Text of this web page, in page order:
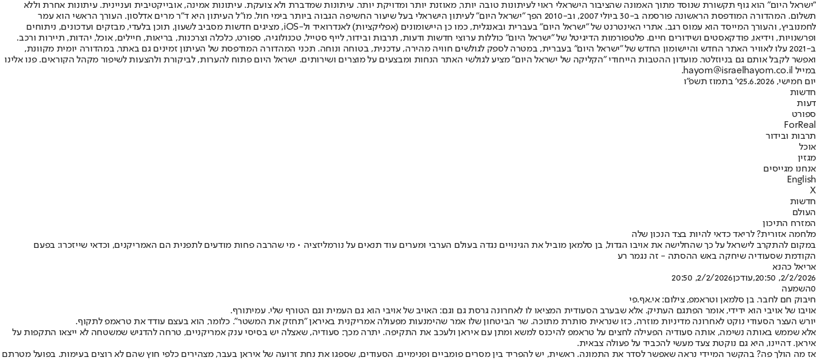
"ישראל היום" הוא גוף תקשורת שנוסד מתוך האמונה שהציבור הישראלי ראוי לעיתונות טובה יותר, מאוזנת יותר ומדויקת יותר. עיתונות שמדברת ולא צועקת. עיתונות אמינה, אובייקטיבית ועניינית. עיתונות אחרת וללא
תשלום. המהדורה המודפסת הראשונה פורסמה ב-30 ביולי 2007, וב-2010 הפך "ישראל היום" לעיתון הישראלי בעל שיעור החשיפה הגבוה ביותר בימי חול. מו"ל העיתון היא ד"ר מרים אדלסון. העורך הראשי הוא עמר
לחמנוביץ, והעורך המייסד הוא עמוס רגב. אתרי האינטרנט של "ישראל היום" בעברית ובאנגלית, כמו כן היישומונים (אפליקציות) לאנדרואיד ול-iOS, מציגים חדשות מסביב לשעון, תוכן בלעדי, מבזקים ועדכונים, ניתוחים
ופרשנויות, וידיאו, פודקאסטים ושידורים חיים. פלטפורמות הדיגיטל של "ישראל היום" כוללות ערוצי חדשות ודעות, תרבות ובידור, לייף סטייל, טכנולוגיה, ספורט, כלכלה וצרכנות, בריאות, חיילים, אוכל, יהדות, תיירות ורכב.
ב-2021 עלו לאוויר האתר החדש והיישומון החדש של "ישראל היום" בעברית, במטרה לספק לגולשים חוויה מהירה, עדכנית, בטוחה ונוחה. תכני המהדורה המודפסת של העיתון זמינים גם באתר, במהדורה יומית מקוונת,
ואפשר לקבל אותם גם בניוזלטר. מועדון ההטבות הייחודי "הקליקה של ישראל היום" מציע לגולשי האתר הנחות ומבצעים על מוצרים ושירותים. ישראל היום פתוח להערות, לביקורת ולהצעות לשיפור מקהל הקוראים. פנו אלינו
במייל hayom@israelhayom.co.il.
יום חמישי, 25.6.2026
י' בתמוז תשפ"ו
חדשות
דעות
ספורט
ForReal
תרבות ובידור
אוכל
מגזין
אנחנו מגייסים
English
X
חדשות
העולם
המזרח התיכון
מלחמה אזורית? לריאד כדאי להיות בצד הנכון שלה
במקום להתקרב לישראל על כך שהחלישה את אויבו הגדול, בן סלמאן מוביל את הגינויים נגדה בעולם הערבי ומערים עוד תנאים על נורמליזציה • מי שהרבה פחות מודעים לתפנית הם האמריקנים, וכדאי שייזכרו: בפעם
הקודמת שסעודיה שיחקה באש ההסתה - זה נגמר רע
אריאל כהנא
2/2/2026, 20:50
,עודכן2/2/2026, 20:50
0השמעה
חיבוק חם לחבר. בן סלמאן וטראמפ, צילום: אי.אף.פי
אויבו של אויבי הוא ידידי, אומר הפתגם העתיק. אלא שבערב הסעודית המציאו לו לאחרונה גרסת גם וגם: האויב של אויבי הוא גם העמית וגם הטורף שלי. עמיתורף.
יורש העצר הסעודי נוקט לאחרונה מדיניות מוזרה, כזו שנראית סותרת מתוכה. שר הביטחון שלו אמר שהימנעות מפעולה אמריקנית באיראן "תחזק את המשטר". כלומר, הוא בעצם עודד את טראמפ לתקוף.
אלא שממש באותה נשימה, אותה סעודיה הפעילה לחצים על טראמפ להיכנס למשא ומתן עם איראן ולעכב את התקיפה. יתרה מכך: סעודיה, שאצלה יש בסיסי ענק אמריקניים, טרחה להדגיש שמשטחה לא ייצאו התקפות על
איראן. דהיינו, היא גם נוקטת צעד מעשי להכביד על פעולה צבאית.
אז מה הולך פה? בהקשר המיידי נראה שאפשר לסדר את התמונה. ראשית, יש להפריד בין מסרים פומביים ופנימיים. הסעודים, שספגו את נחת זרועה של איראן בעבר, מצהירים כלפי חוץ שהם לא רוצים בעימות. בפועל מטרתם